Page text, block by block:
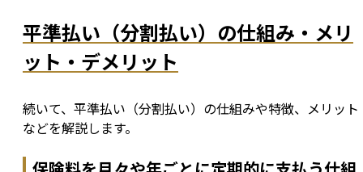
平準払い（分割払い）の仕組み・メリ
ット・デメリット
続いて、平準払い（分割払い）の仕組みや特徴、メリット
などを解説します。